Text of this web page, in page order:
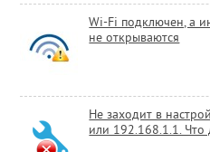
Wi-Fi подключен, а
не открываются
Не заходит в
или 192.168.1.1. Что